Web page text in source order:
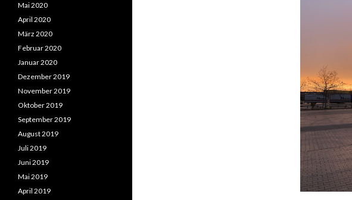
Mai 2020
April 2020
März 2020
Februar 2020
Januar 2020
Dezember 2019
November 2019
Oktober 2019
September 2019
August 2019
Juli 2019
Juni 2019
Mai 2019
April 2019